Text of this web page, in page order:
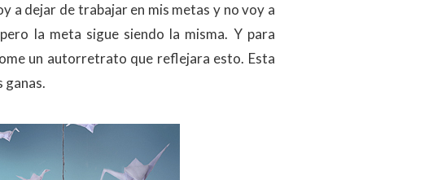
a dejar de trabajar en mis metas y no voy a
la meta sigue siendo la misma. Y para
un autorretrato que reflejara esto. Esta
ganas.